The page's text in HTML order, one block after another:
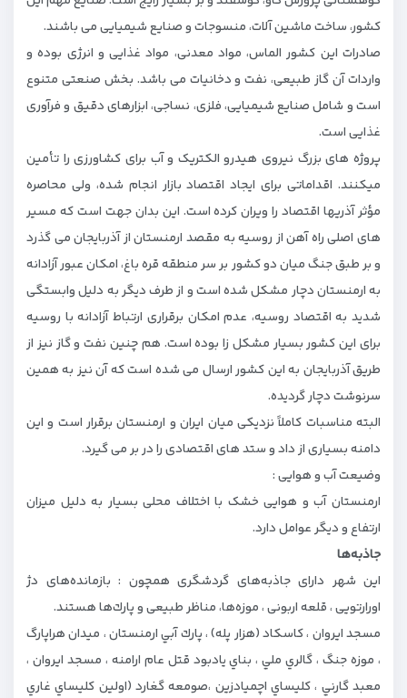
کشور، ساخت ماشین آلات، منسوجات و صنایع شیمیایی می باشند.
صادرات این کشور الماس، مواد معدنی، مواد غذایی و انرژی بوده و
واردات آن گاز طبیعی، نفت و دخانیات می باشد. بخش صنعتی متنوع
است و شامل صنایع شیمیایی، فلزی، نساجی، ابزارهای دقیق و فرآوری
غذایی است.
پروژه های بزرگ نیروی هیدرو الکتریک و آب برای کشاورزی را تأمین
میکنند. اقداماتی برای ایجاد اقتصاد بازار انجام شده، ولی محاصره
مؤثر آذریها اقتصاد را ویران کرده است. این بدان جهت است که مسیر
های اصلی راه آهن از روسیه به مقصد ارمنستان از آذربایجان می گذرد
و بر طبق جنگ میان دو کشور بر سر منطقه قره باغ، امکان عبور آزادانه
به ارمنستان دچار مشکل شده است و از طرف دیگر به دلیل وابستگی
شدید به اقتصاد روسیه، عدم امکان برقراری ارتباط آزادانه با روسیه
برای این کشور بسیار مشکل زا بوده است. هم چنین نفت و گاز نیز از
طریق آذربایجان به این کشور ارسال می شده است که آن نیز به همین
سرنوشت دچار گردیده.
البته مناسبات کاملاً نزدیکی میان ایران و ارمنستان برقرار است و این
دامنه بسیاری از داد و ستد های اقتصادی را در بر می گیرد.
وضیعت آب و هوایی :
ارمنستان آب و هوایی خشک با اختلاف محلی بسیار به دلیل میزان
ارتفاع و دیگر عوامل دارد.
جاذبه‌ها
این شهر دارای جاذبه‌های گردشگری همچون : بازمانده‌های دژ
اورارتویی ،‌ قلعه اربونی ، موزه‌ها، مناظر طبیعی و پارك‌ها هستند.
مسجد ايروان ، كاسكاد (هزار پله) ، پارك آبي ارمنستان ، ميدان هراپارگ
، موزه جنگ ، گالري ملي ، بناي يادبود قتل عام ارامنه ، مسجد ايروان ،
معبد گارني ، كليساي اچميادزين ،صومعه گغارد (اولين كليساي غاري